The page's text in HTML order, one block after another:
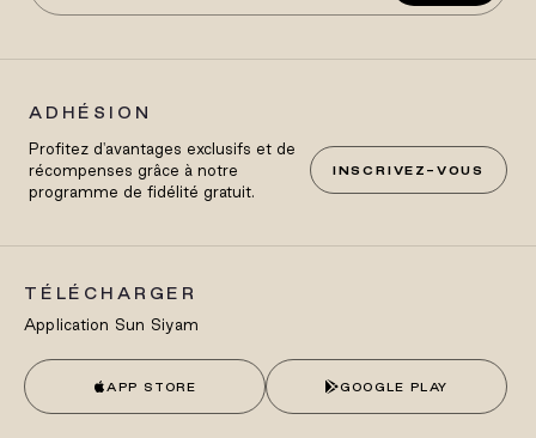
ADHÉSION
Profitez d'avantages exclusifs et de
récompenses grâce à notre
programme de fidélité gratuit.
INSCRIVEZ-VOUS
TÉLÉCHARGER
Application Sun Siyam
APP STORE GOOGLE PLAY